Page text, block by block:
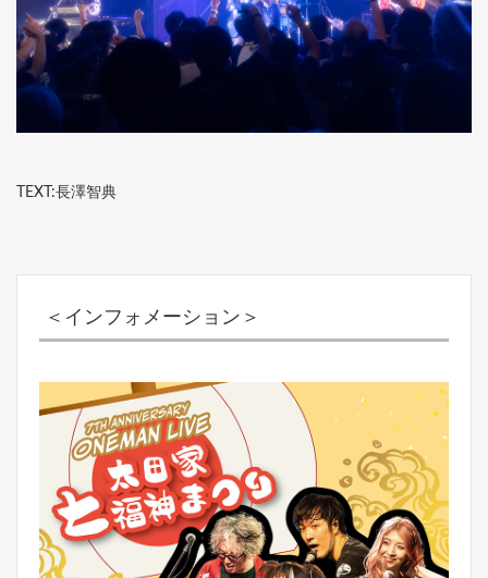
TEXT:長澤智典
＜インフォメーション＞